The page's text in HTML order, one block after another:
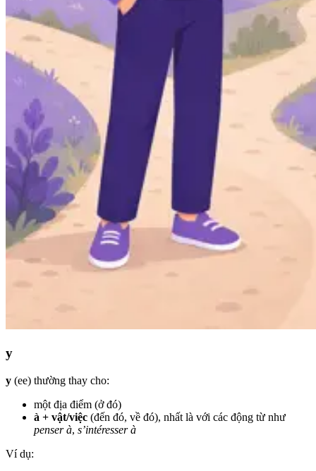
y
y (ee) thường thay cho:
một địa điểm (ở đó)
à + vật/việc (đến đó, về đó), nhất là với các động từ như
penser à, s’intéresser à
Ví dụ: